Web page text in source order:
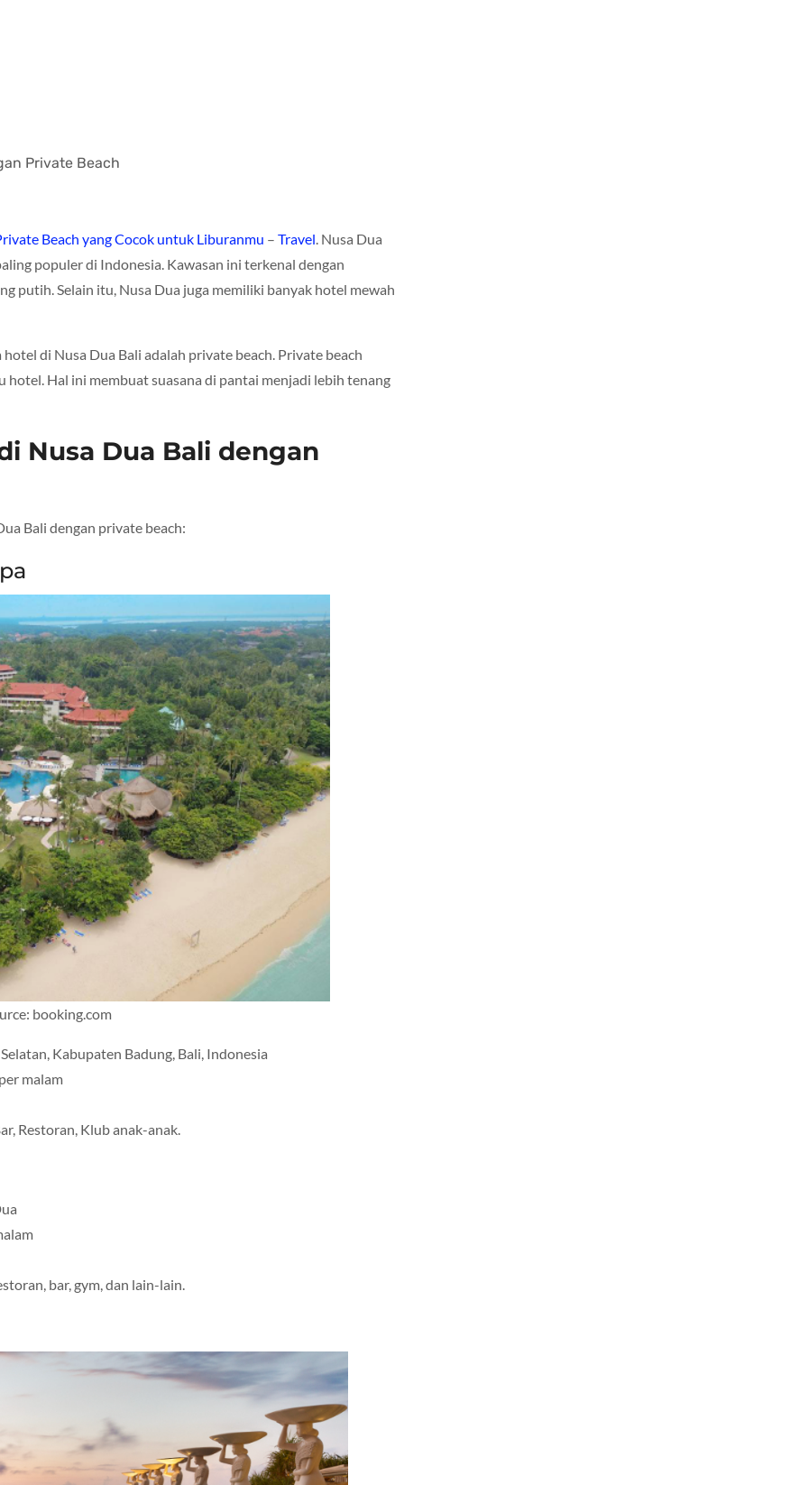
Private Beach
Beach yang Cocok untuk Liburanmu – Travel. Nusa Dua
populer di Indonesia. Kawasan ini terkenal dengan
putih. Selain itu, Nusa Dua juga memiliki banyak hotel mewah
di Nusa Dua Bali adalah private beach. Private beach
hotel. Hal ini membuat suasana di pantai menjadi lebih tenang
Nusa Dua Bali dengan
Bali dengan private beach:
booking.com
Kabupaten Badung, Bali, Indonesia
malam
Restoran, Klub anak-anak.
bar, gym, dan lain-lain.